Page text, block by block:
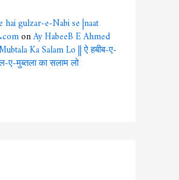
hai gulzar-e-Nabi se |naat
onAy HabeeB E Ahmed
Ka Salam Lo || ऐ हबीब-ए-
ए-मुब्तला का सलाम लो